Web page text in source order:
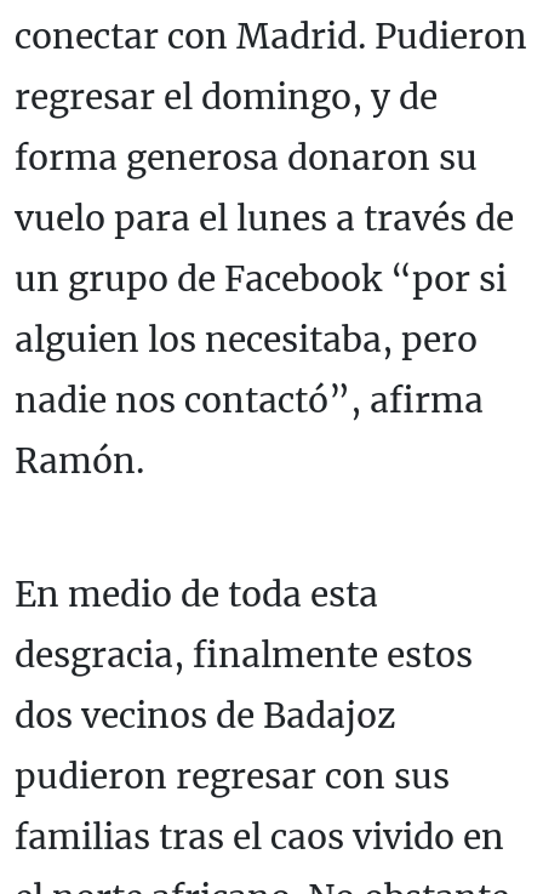
conectar con Madrid. Pudieron
regresar el domingo, y de
forma generosa donaron su
vuelo para el lunes a través de
un grupo de Facebook “por si
alguien los necesitaba, pero
nadie nos contactó”, afirma
Ramón.
En medio de toda esta
desgracia, finalmente estos
dos vecinos de Badajoz
pudieron regresar con sus
familias tras el caos vivido en